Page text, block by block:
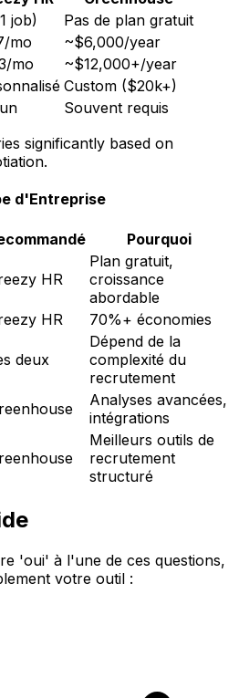
job)
Pas de plan gratuit
mo
~$6,000/year
mo
~$12,000+/year
Custom ($20k+)
Souvent requis
significantly based on
d'Entreprise
Pourquoi
HR
Plan gratuit,
croissance
abordable
HR
70%+ économies
deux
Dépend de la
complexité du
recrutement
Analyses avancées,
intégrations
Meilleurs outils de
recrutement
structuré
'oui' à l'une de ces questions,
votre outil :